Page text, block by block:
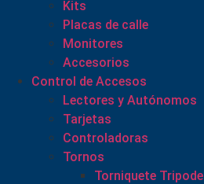
Kits
Placas de calle
Monitores
Accesorios
Control de Accesos
Lectores y Autónomos
Tarjetas
Controladoras
Tornos
Torniquete Tripode